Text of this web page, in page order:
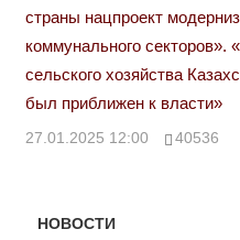
страны нацпроект
коммунального
сельского хозяйства
был приближен к власти»
27.01.2025 12:00 40536
НОВОСТИ